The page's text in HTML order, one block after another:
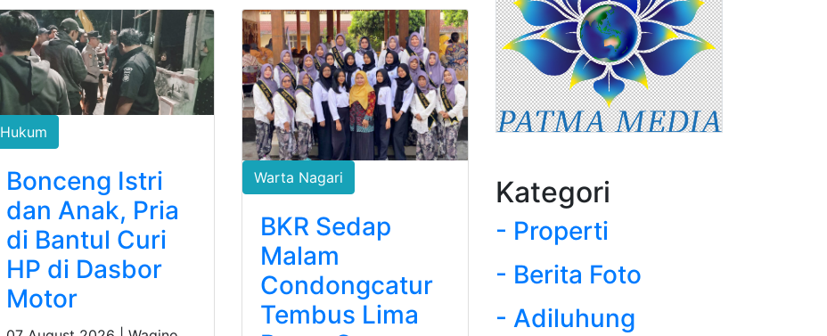
Hukum
Bonceng Istri
dan Anak, Pria
di Bantul Curi
HP di Dasbor
Motor
Warta Nagari
BKR Sedap
Malam
Condongcatur
Tembus Lima
Kategori
- Properti
- Berita Foto
- Adiluhung